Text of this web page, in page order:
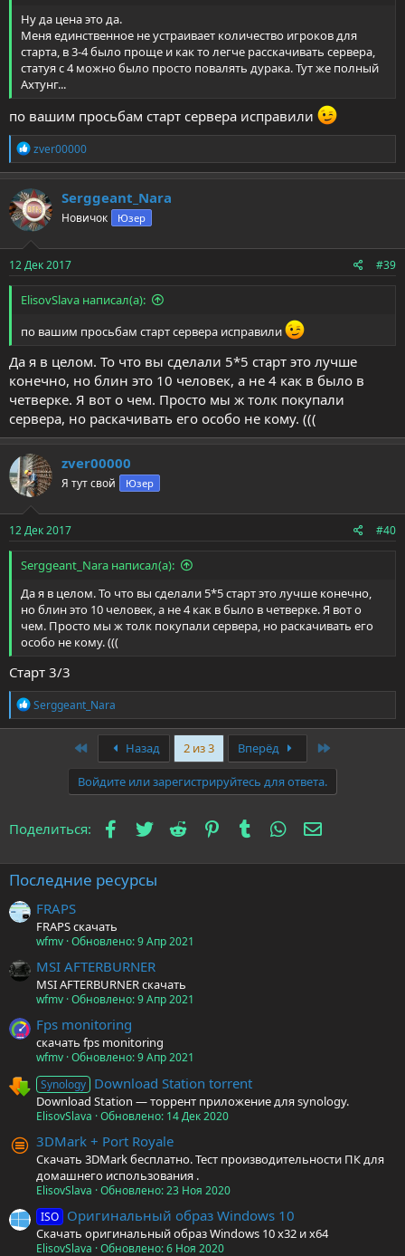
Ну да цена это да.
Меня единственное не устраивает количество игроков для
старта, в 3-4 было проще и как то легче расскачивать сервера,
статуя с 4 можно было просто повалять дурака. Тут же полный
Ахтунг...
по вашим просьбам старт сервера исправили
Р
е
а
к
ц
и
и
:
zver00000
Serggeant_Nara
Новичок Юзер
12 Дек 2017 #39
ElisovSlava написал(а):
по вашим просьбам старт сервера исправили
Да я в целом. То что вы сделали 5*5 старт это лучше
конечно, но блин это 10 человек, а не 4 как в было в
четверке. Я вот о чем. Просто мы ж толк покупали
сервера, но раскачивать его особо не кому. (((
zver00000
Я тут свой Юзер
12 Дек 2017 #40
Serggeant_Nara написал(а):
Да я в целом. То что вы сделали 5*5 старт это лучше конечно,
но блин это 10 человек, а не 4 как в было в четверке. Я вот о
чем. Просто мы ж толк покупали сервера, но раскачивать его
особо не кому. (((
Старт 3/3
Р
е
а
Serggeant_Nara
Назад 2 из 3 Вперёд
Войдите или зарегистрируйтесь для ответа.
Поделиться: Facebook
Twitter Reddit PinterestTumblr WhatsApp
Последние ресурсы
FRAPS
FRAPS скачать
wfmv Обновлено:9 Апр 2021
MSI AFTERBURNER
MSI AFTERBURNER скачать
wfmv Обновлено:9 Апр 2021
Fps monitoring
скачать fps monitoring
wfmv Обновлено:9 Апр 2021
Synology Download Station torrent
Download Station — торрент приложение для synology.
ElisovSlava Обновлено: 14 Дек 2020
3DMark + Port Royale
Скачать 3DMark бесплатно. Тест производительности ПК для
домашнего использования .
ElisovSlava Обновлено:23 Ноя 2020
ISO Оригинальный образ Windows 10
Скачать оригинальный образ Windows 10 x32 и x64
ElisovSlava Обновлено:6 Ноя 2020